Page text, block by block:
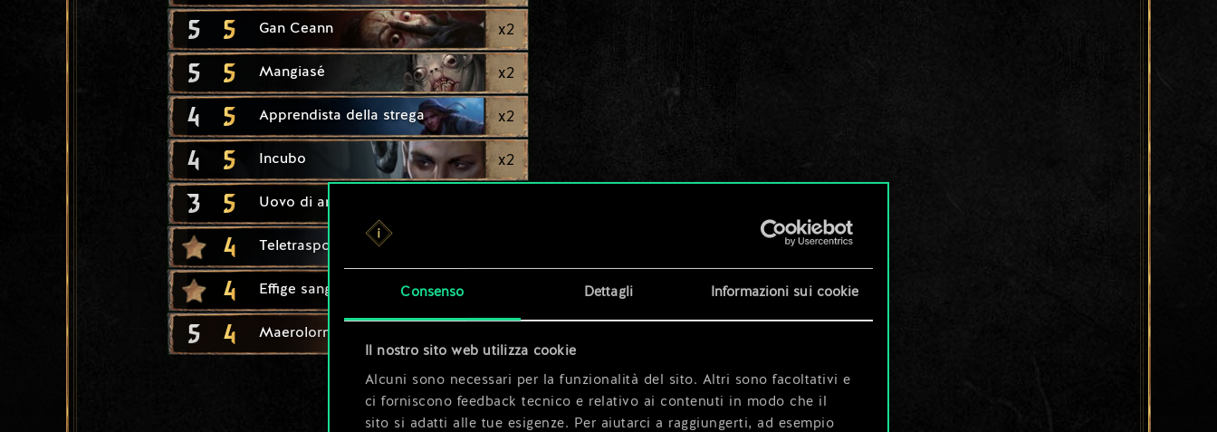
Consenso Dettagli Informazioni sui cookie
Il nostro sito web utilizza cookie
Alcuni sono necessari per la funzionalità del sito. Altri sono facoltativi e
ci forniscono feedback tecnico e relativo ai contenuti in modo che il
sito si adatti alle tue esigenze. Per aiutarci a raggiungerti, ad esempio
5 5 Gan Ceann x2
5 5 Mangiasé x2
4 5 Apprendista della strega x2
4 5 Incubo x2
3 5 Uovo di arpia
4 Teletrasporto
4 Effige sanguinante
5 4 Maerolorn